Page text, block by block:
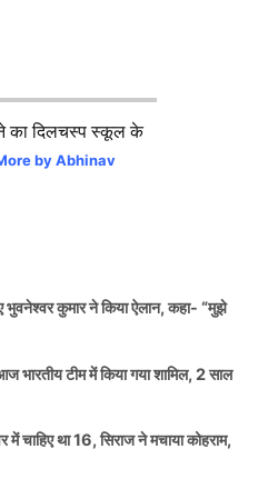
का दिलचस्प स्कूल के
by Abhinav
कुमार ने किया ऐलान, कहा- “मुझे
भारतीय टीम में किया गया शामिल, 2 साल
था 16, सिराज ने मचाया कोहराम,